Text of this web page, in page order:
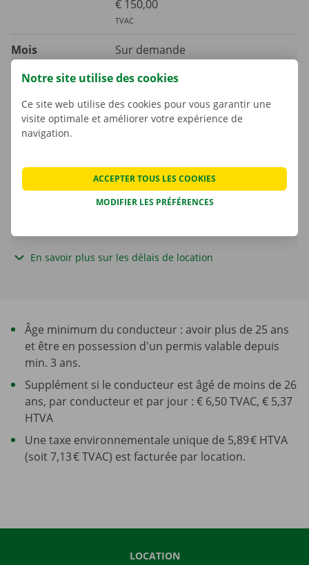
€ 150,00
TVAC
Mois Sur demande
€ 0,28TVAC
€ 0,23HTVA
la location.
Une caution s'applique. Le montant et les possibilités de
En savoir plus sur les délais de location
Âge minimum du conducteur : avoir plus de 25 ans
et être en possession d'un permis valable depuis
min. 3 ans.
Supplément si le conducteur est âgé de moins de 26
ans, par conducteur et par jour : € 6,50 TVAC, € 5,37
HTVA
Une taxe environnementale unique de 5,89 € HTVA
(soit 7,13 € TVAC) est facturée par location.
LOCATION
Notre site utilise des cookies
Ce site web utilise des cookies pour vous garantir une
visite optimale et améliorer votre expérience de
navigation.
MODIFIER LES PRÉFÉRENCES
ACCEPTER TOUS LES COOKIES